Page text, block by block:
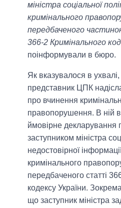
міністра соціальної
кримінального
передбаченого
366-2 Кримінального
поінформували в бюро.
Як вказувалося в
представник ЦПК
про вчинення
правопорушення. В ній
ймовірне
заступником міністра
недостовірної
кримінального
передбаченого статті
кодексу України.
що заступник міністра